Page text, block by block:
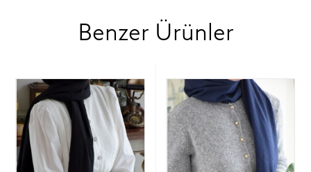
Benzer Ürünler